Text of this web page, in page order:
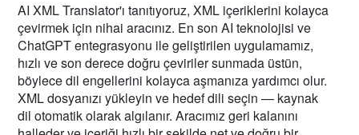
AI XML Translator'ı tanıtıyoruz, XML içeriklerini kolayca
çevirmek için nihai aracınız. En son AI teknolojisi ve
ChatGPT entegrasyonu ile geliştirilen uygulamamız,
hızlı ve son derece doğru çeviriler sunmada üstün,
böylece dil engellerini kolayca aşmanıza yardımcı olur.
XML dosyanızı yükleyin ve hedef dili seçin — kaynak
dil otomatik olarak algılanır. Aracımız geri kalanını